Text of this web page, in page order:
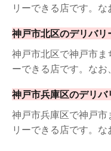
リーできる店です。な
神戸市北区のデリバリ
神戸市北区で神戸市ま
ーできる店です。なお
神戸市兵庫区のデリバ
神戸市兵庫区で神戸
リーできる店です。な